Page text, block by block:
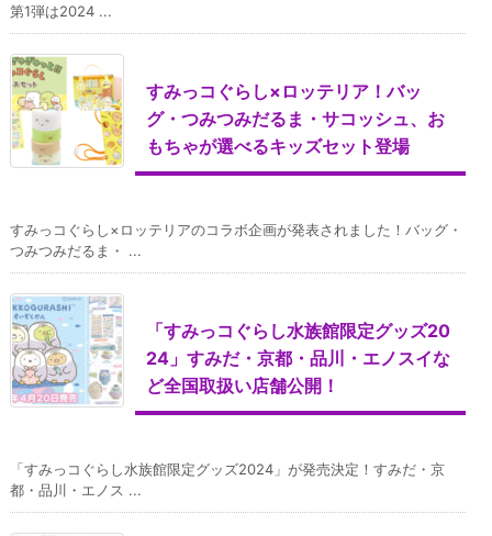
第1弾は2024 ...
すみっコぐらし×ロッテリア！バッ
グ・つみつみだるま・サコッシュ、お
もちゃが選べるキッズセット登場
すみっコぐらし×ロッテリアのコラボ企画が発表されました！バッグ・
つみつみだるま・ ...
「すみっコぐらし水族館限定グッズ20
24」すみだ・京都・品川・エノスイな
ど全国取扱い店舗公開！
「すみっコぐらし水族館限定グッズ2024」が発売決定！すみだ・京
都・品川・エノス ...